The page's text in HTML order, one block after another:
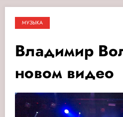
МУЗЫКА
Владимир
новом видео